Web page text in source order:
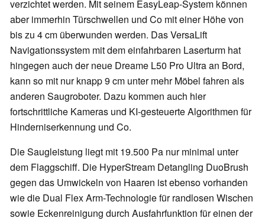
verzichtet werden. Mit seinem EasyLeap-System können
aber immerhin Türschwellen und Co mit einer Höhe von
bis zu 4 cm überwunden werden. Das VersaLift
Navigationssystem mit dem einfahrbaren Laserturm hat
hingegen auch der neue Dreame L50 Pro Ultra an Bord,
kann so mit nur knapp 9 cm unter mehr Möbel fahren als
anderen Saugroboter. Dazu kommen auch hier
fortschrittliche Kameras und KI-gesteuerte Algorithmen für
Hinderniserkennung und Co.
Die Saugleistung liegt mit 19.500 Pa nur minimal unter
dem Flaggschiff. Die HyperStream Detangling DuoBrush
gegen das Umwickeln von Haaren ist ebenso vorhanden
wie die Dual Flex Arm-Technologie für randlosen Wischen
sowie Eckenreinigung durch Ausfahrfunktion für einen der